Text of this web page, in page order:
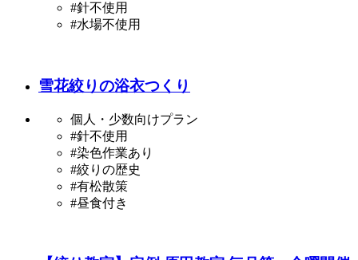
#針不使用
#水場不使用
雪花絞りの浴衣つくり
個人・少数向けプラン
#針不使用
#染色作業あり
#絞りの歴史
#有松散策
#昼食付き